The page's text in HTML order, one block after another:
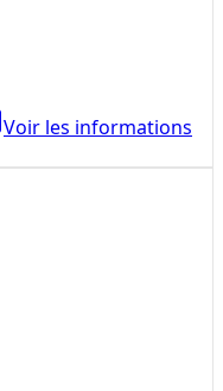
Voir les informations